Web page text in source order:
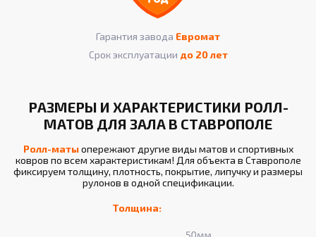
Гарантия завода Евромат
Срок эксплуатации до 20 лет
РАЗМЕРЫ И ХАРАКТЕРИСТИКИ РОЛЛ-
МАТОВ ДЛЯ ЗАЛА В СТАВРОПОЛЕ
Ролл-матыопережают другие виды матов и спортивных
ковров по всем характеристикам! Для объекта в Ставрополе
фиксируем толщину, плотность, покрытие, липучку и размеры
рулонов в одной спецификации.
Толщина: